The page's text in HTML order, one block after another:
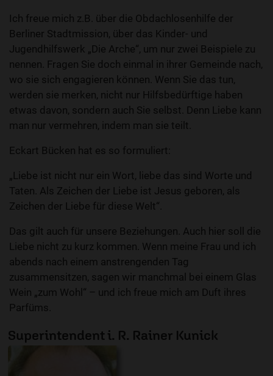
Ich freue mich z.B. über die Obdachlosenhilfe der
Berliner Stadtmission, über das Kinder- und
Jugendhilfswerk „Die Arche“, um nur zwei Beispiele zu
nennen. Fragen Sie doch einmal in ihrer Gemeinde nach,
wo sie sich engagieren können. Wenn Sie das tun,
werden sie merken, nicht nur Hilfsbedürftige haben
etwas davon, sondern auch Sie selbst. Denn Liebe kann
man nur vermehren, indem man sie teilt.
Eckart Bücken hat es so formuliert:
„Liebe ist nicht nur ein Wort, liebe das sind Worte und
Taten. Als Zeichen der Liebe ist Jesus geboren, als
Zeichen der Liebe für diese Welt“.
Das gilt auch für unsere Beziehungen. Auch hier soll die
Liebe nicht zu kurz kommen. Wenn meine Frau und ich
abends nach einem anstrengenden Tag
zusammensitzen, sagen wir manchmal bei einem Glas
Wein „zum Wohl“ – und ich freue mich am Duft ihres
Parfüms.
Superintendent i. R. Rainer Kunick